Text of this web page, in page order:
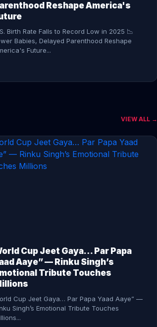
Reshape America's
Birth Rate Falls to Record Low in 2025 📉
Babies, Delayed Parenthood Reshape
Future...
READING →
VIEW ALL →
Cup Jeet Gaya… Par Papa
Aaye” — Rinku Singh’s
Tribute Touches
Cup Jeet Gaya… Par Papa Yaad Aaye” —
Singh’s Emotional Tribute Touches